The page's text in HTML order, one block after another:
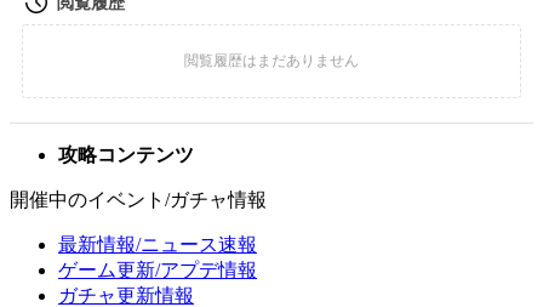
攻略コンテンツ
開催中のイベント/ガチャ情報
最新情報/ニュース速報
ゲーム更新/アプデ情報
ガチャ更新情報